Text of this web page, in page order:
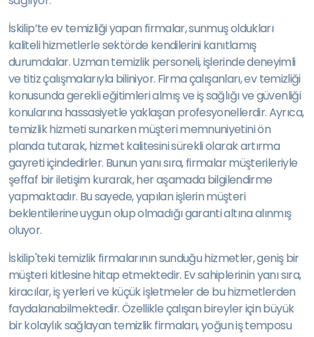
İskilip’te ev temizliği yapan firmalar, sunmuş oldukları
kaliteli hizmetlerle sektörde kendilerini kanıtlamış
durumdalar. Uzman temizlik personeli, işlerinde deneyimli
ve titiz çalışmalarıyla biliniyor. Firma çalışanları, ev temizliği
konusunda gerekli eğitimleri almış ve iş sağlığı ve güvenliği
konularına hassasiyetle yaklaşan profesyonellerdir. Ayrıca,
temizlik hizmeti sunarken müşteri memnuniyetini ön
planda tutarak, hizmet kalitesini sürekli olarak artırma
gayreti içindedirler. Bunun yanı sıra, firmalar müşterileriyle
şeffaf bir iletişim kurarak, her aşamada bilgilendirme
yapmaktadır. Bu sayede, yapılan işlerin müşteri
beklentilerine uygun olup olmadığı garanti altına alınmış
oluyor.
İskilip'teki temizlik firmalarının sunduğu hizmetler, geniş bir
müşteri kitlesine hitap etmektedir. Ev sahiplerinin yanı sıra,
kiracılar, iş yerleri ve küçük işletmeler de bu hizmetlerden
faydalanabilmektedir. Özellikle çalışan bireyler için büyük
bir kolaylık sağlayan temizlik firmaları, yoğun iş temposu